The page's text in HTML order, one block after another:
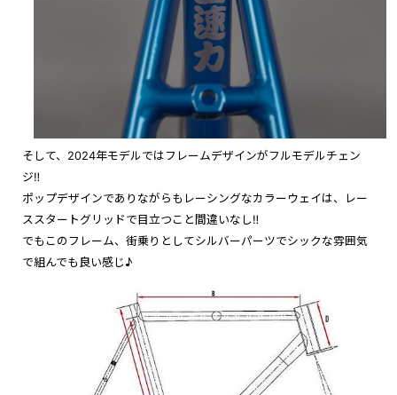
そして、2024年モデルではフレームデザインがフルモデルチェン
ジ‼︎
ポップデザインでありながらもレーシングなカラーウェイは、レー
ススタートグリッドで目立つこと間違いなし‼︎
でもこのフレーム、街乗りとしてシルバーパーツでシックな雰囲気
で組んでも良い感じ♪